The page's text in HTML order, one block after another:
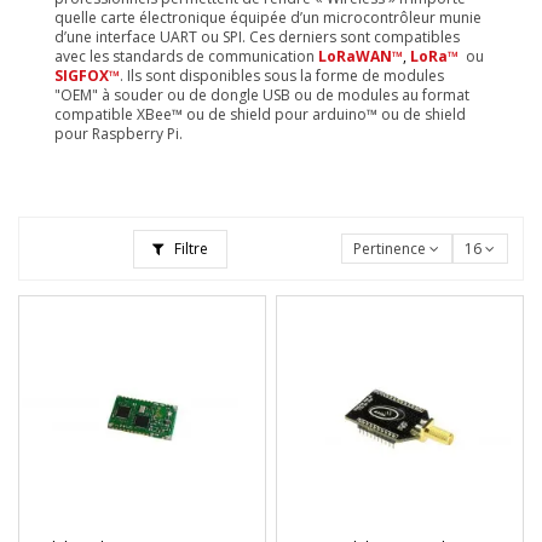
quelle carte électronique équipée d’un microcontrôleur munie
d’une interface UART ou SPI. Ces derniers sont compatibles
avec les standards de communication LoRaWAN™, LoRa™ ou
SIGFOX™. Ils sont disponibles sous la forme de modules
"OEM" à souder ou de dongle USB ou de modules au format
compatible XBee™ ou de shield pour arduino™ ou de shield
pour Raspberry Pi.
Filtre Pertinence 16